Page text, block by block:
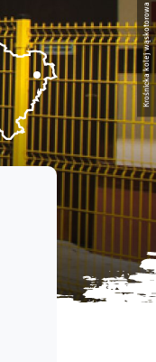
Krośnicka kolej wąskotorowa